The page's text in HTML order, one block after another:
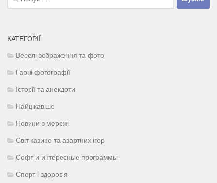
КАТЕГОРІЇ
Веселі зображення та фото
Гарні фотографії
Історії та анекдоти
Найцікавіше
Новини з мережі
Світ казино та азартних ігор
Софт и интересные программы
Спорт і здоров'я